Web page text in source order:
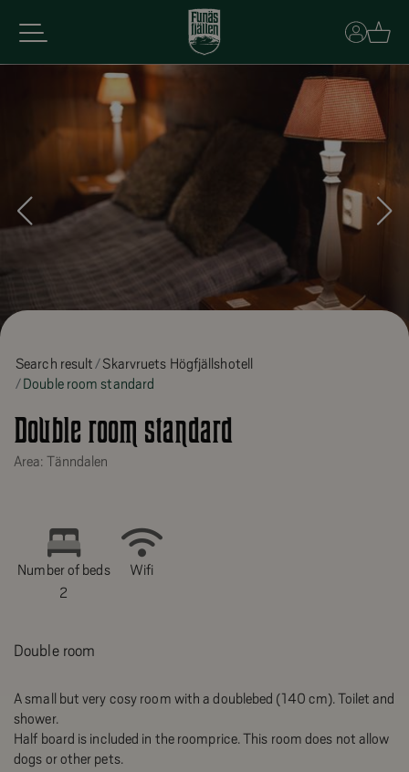
Basket
Search result
Skarvruets Högfjällshotell
Double room standard
Double room standard
Area: Tänndalen
Number of beds
2
Wifi
Double room
A small but very cosy room with a doublebed (140 cm). Toilet and
shower.
Half board is included in the roomprice. This room does not allow
dogs or other pets.